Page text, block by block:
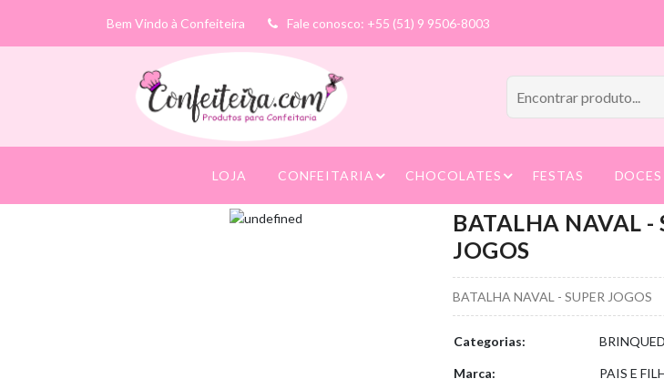
Bem Vindo à Confeiteira Fale conosco: +55 (51) 9 9506-8003
LOJA CONFEITARIA CHOCOLATES FESTAS DOCES
BATALHA NAVAL -
JOGOS
BATALHA NAVAL - SUPER JOGOS
Categorias:
Marca: PAIS E